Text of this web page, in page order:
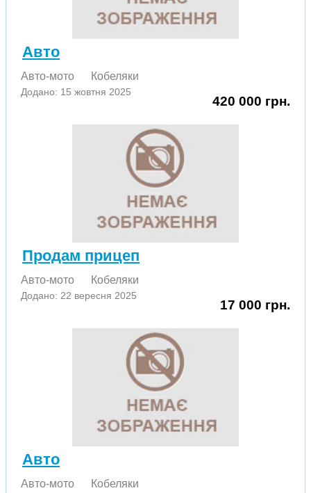
Авто
Авто-мото Кобеляки
Додано: 15 жовтня 2025
420 000 грн.
Продам прицеп
Авто-мото Кобеляки
Додано: 22 вересня 2025
17 000 грн.
Авто
Авто-мото Кобеляки